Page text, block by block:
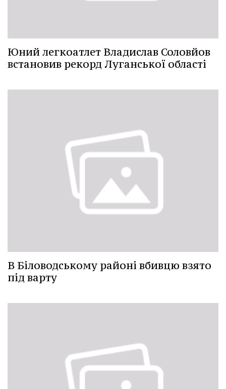
Юний легкоатлет Владислав Соловйов
встановив рекорд Луганської області
В Біловодському районі вбивцю взято
під варту